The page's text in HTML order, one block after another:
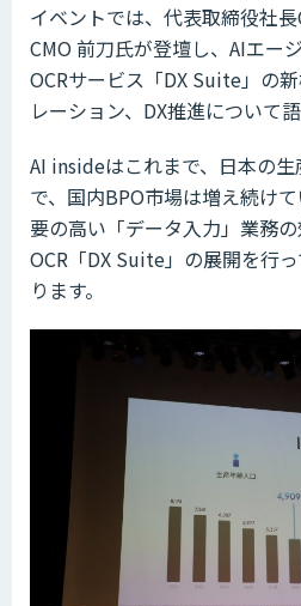
イベントでは、代表取締役社
CMO 前刀氏が登壇し、AIエー
OCRサービス「DX Suite」の
レーション、DX推進について語
AI insideはこれまで、日本の
で、国内BPO市場は増え続け
要の高い「データ入力」業務
OCR「DX Suite」の展開を行
ります。